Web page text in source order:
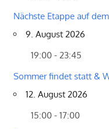
Nächste Etappe auf
9. August 2026
19:00 - 23:45
Sommer findet statt &
12. August 2026
15:00 - 17:00